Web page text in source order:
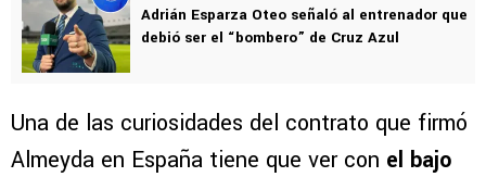
Adrián Esparza Oteo señaló al entrenador que
debió ser el “bombero” de Cruz Azul
Una de las curiosidades del contrato que firmó
Almeyda en España tiene que ver con el bajo